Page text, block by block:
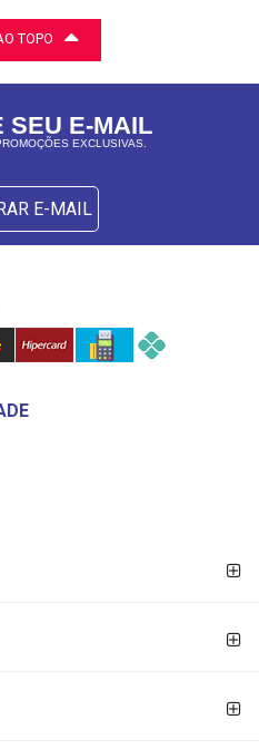
TOPO
SEU E-MAIL
EXCLUSIVAS.
E-MAIL